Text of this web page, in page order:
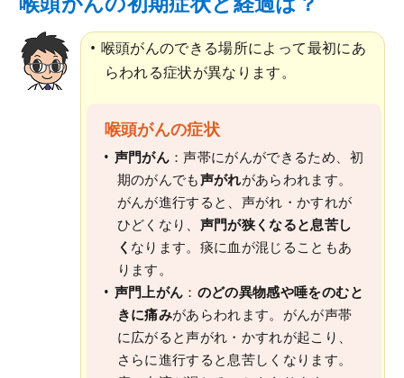
喉頭がんのできる場所によって最初にあ
らわれる症状が異なります。
喉頭がんの症状
声門がん：声帯にがんができるため、初
期のがんでも声がれがあらわれます。
がんが進行すると、声がれ・かすれが
ひどくなり、 声門が狭くなると息苦し
く なります。痰に血が混じることもあ
ります。
声門上がん ： のどの異物感や唾をのむと
きに痛みがあらわれます。がんが声帯
に広がると声がれ・かすれが起こり、
さらに進行すると息苦しくなります。